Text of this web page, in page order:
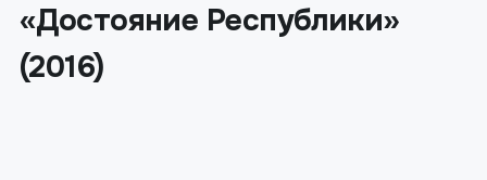
«Достояние Республики»
(2016)